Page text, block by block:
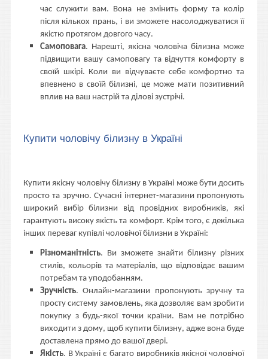
час служити вам. Вона не змінить форму та колір
після кількох прань, і ви зможете насолоджуватися її
якістю протягом довгого часу.
Самоповага. Нарешті, якісна чоловіча білизна може
підвищити вашу самоповагу та відчуття комфорту в
своїй шкірі. Коли ви відчуваєте себе комфортно та
впевнено в своїй білизні, це може мати позитивний
вплив на ваш настрій та ділові зустрічі.
Купити чоловічу білизну в Україні
Купити якісну чоловічу білизну в Україні може бути досить
просто та зручно. Сучасні інтернет-магазини пропонують
широкий вибір білизни від провідних виробників, які
гарантують високу якість та комфорт. Крім того, є декілька
інших переваг купівлі чоловічої білизни в Україні:
Різноманітність. Ви зможете знайти білизну різних
стилів, кольорів та матеріалів, що відповідає вашим
потребам та уподобанням.
Зручність. Онлайн-магазини пропонують зручну та
просту систему замовлень, яка дозволяє вам зробити
покупку з будь-якої точки країни. Вам не потрібно
виходити з дому, щоб купити білизну, адже вона буде
доставлена прямо до вашої двері.
Якість. В Україні є багато виробників якісної чоловічої